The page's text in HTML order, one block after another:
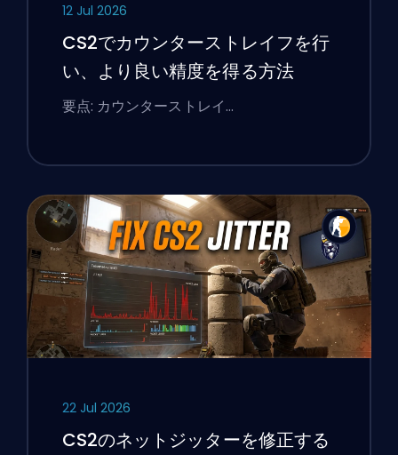
12 Jul 2026
CS2でカウンターストレイフを行
い、より良い精度を得る方法
要点: カウンターストレイ…
22 Jul 2026
CS2のネットジッターを修正する